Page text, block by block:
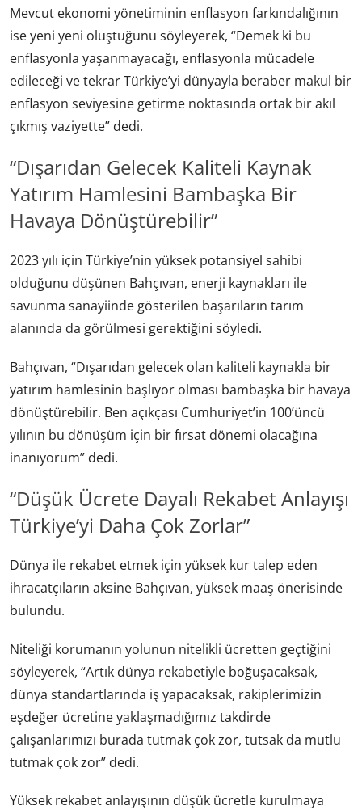
Mevcut ekonomi yönetiminin enflasyon farkındalığının
ise yeni yeni oluştuğunu söyleyerek, “Demek ki bu
enflasyonla yaşanmayacağı, enflasyonla mücadele
edileceği ve tekrar Türkiye’yi dünyayla beraber makul bir
enflasyon seviyesine getirme noktasında ortak bir akıl
çıkmış vaziyette” dedi.
“Dışarıdan Gelecek Kaliteli Kaynak
Yatırım Hamlesini Bambaşka Bir
Havaya Dönüştürebilir”
2023 yılı için Türkiye’nin yüksek potansiyel sahibi
olduğunu düşünen Bahçıvan, enerji kaynakları ile
savunma sanayiinde gösterilen başarıların tarım
alanında da görülmesi gerektiğini söyledi.
Bahçıvan, “Dışarıdan gelecek olan kaliteli kaynakla bir
yatırım hamlesinin başlıyor olması bambaşka bir havaya
dönüştürebilir. Ben açıkçası Cumhuriyet’in 100’üncü
yılının bu dönüşüm için bir fırsat dönemi olacağına
inanıyorum” dedi.
“Düşük Ücrete Dayalı Rekabet Anlayışı
Türkiye’yi Daha Çok Zorlar”
Dünya ile rekabet etmek için yüksek kur talep eden
ihracatçıların aksine Bahçıvan, yüksek maaş önerisinde
bulundu.
Niteliği korumanın yolunun nitelikli ücretten geçtiğini
söyleyerek, “Artık dünya rekabetiyle boğuşacaksak,
dünya standartlarında iş yapacaksak, rakiplerimizin
eşdeğer ücretine yaklaşmadığımız takdirde
çalışanlarımızı burada tutmak çok zor, tutsak da mutlu
tutmak çok zor” dedi.
Yüksek rekabet anlayışının düşük ücretle kurulmaya